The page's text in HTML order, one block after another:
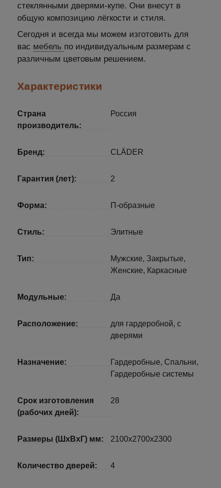
стеклянными дверями-купе. Они внесут в
общую композицию лёгкости и стиля.
Сегодня и всегда мы можем изготовить для
вас мебель по индивидуальным размерам с
различным цветовым решением.
Характеристики
Страна
производитель:
Россия
Бренд: CLÄDER
Гарантия (лет): 2
Форма: П-образные
Стиль: Элитные
Тип:
Мужские, Закрытые,
Женские, Каркасные
Модульные: Да
Расположение:
для гардеробной, с
дверями
Назначение:
Гардеробные, Спальни,
Гардеробные системы
Срок изготовления
(рабочих дней):
28
Размеры (ШхВхГ) мм: 2100x2700x2300
Количество дверей: 4